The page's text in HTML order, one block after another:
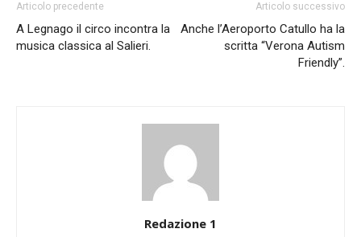
Articolo precedente
A Legnago il circo incontra la
musica classica al Salieri.
Articolo successivo
Anche l’Aeroporto Catullo ha la
scritta “Verona Autism
Friendly”.
Redazione 1